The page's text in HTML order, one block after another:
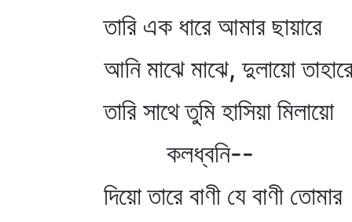
তারি এক ধারে আমার ছায়ারে
আনি মাঝে মাঝে, দুলায়ো
তারি সাথে তুমি হাসিয়া মিলায়ো
কলধ্বনি--
দিয়ো তারে বাণী যে বাণী তোমার